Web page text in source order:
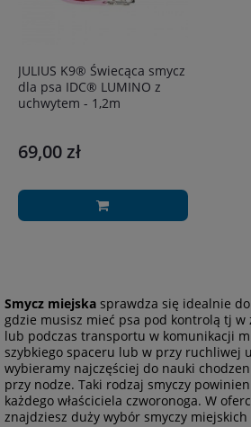
JULIUS K9® Świecąca smycz
dla psa IDC® LUMINO z
uchwytem - 1,2m
69,00 zł
Smycz miejska sprawdza się idealnie
gdzie musisz mieć psa pod kontrolą tj w
lub podczas transportu w komunikacji
szybkiego spaceru lub w przy ruchliwej
wybieramy najczęściej do nauki
przy nodze. Taki rodzaj smyczy
każdego właściciela czworonoga. W
znajdziesz duży wybór smyczy